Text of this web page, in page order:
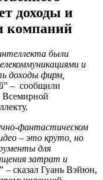
доходы и
компаний
были
и
доходы фирм,
” – сообщили
Всемирной
фантастическом
– это круто, но
для
затрат и
– сказал Гуань Вэйюн,